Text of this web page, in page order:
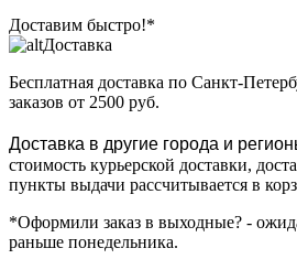
Доставим быстро!*
Доставка
Бесплатная доставка по Санкт-
заказов от 2500 руб.
Доставка в другие города и
стоимость курьерской доставки,
пункты выдачи рассчитывается в
*Оформили заказ в выходные? -
раньше понедельника.